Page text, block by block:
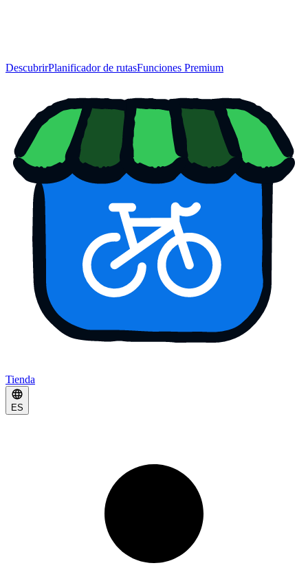
DescubrirPlanificador de rutasFunciones Premium
Tienda
ES